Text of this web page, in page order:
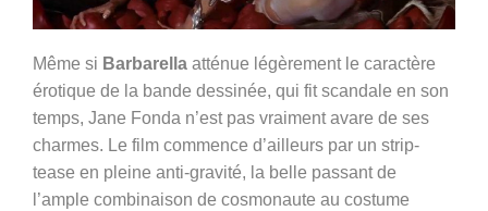
Même si Barbarella atténue légèrement le caractère
érotique de la bande dessinée, qui fit scandale en son
temps, Jane Fonda n’est pas vraiment avare de ses
charmes. Le film commence d’ailleurs par un strip-
tease en pleine anti-gravité, la belle passant de
l’ample combinaison de cosmonaute au costume